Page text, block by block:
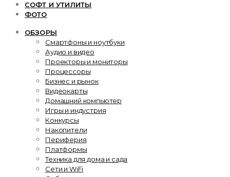
СОФТ И УТИЛИТЫ
ФОТО
ОБЗОРЫ
Смартфоны и ноутбуки
Аудио и видео
Проекторы и мониторы
Процессоры
Бизнес и рынок
Видеокарты
Домашний компьютер
Игры и индустрия
Конкурсы
Накопители
Периферия
Платформы
Техника для дома и сада
Сети и WiFi